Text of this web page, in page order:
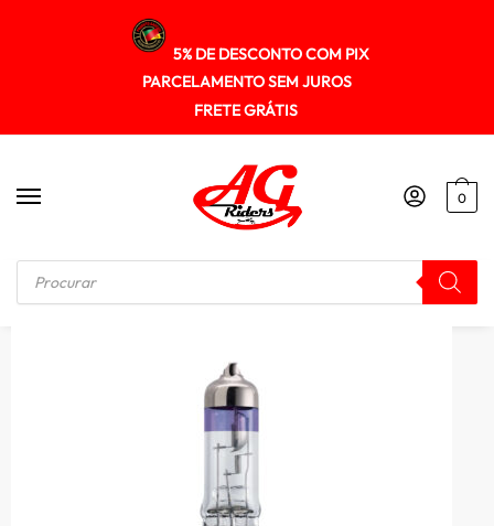
5% DE DESCONTO COM PIX
PARCELAMENTO SEM JUROS
FRETE GRÁTIS
0
Início / ILUMINAÇÃO Lampada Farol Philips H4 60/55w X-tremevision